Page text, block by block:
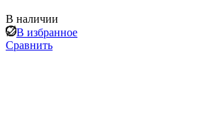
В наличии
В избранное
Сравнить